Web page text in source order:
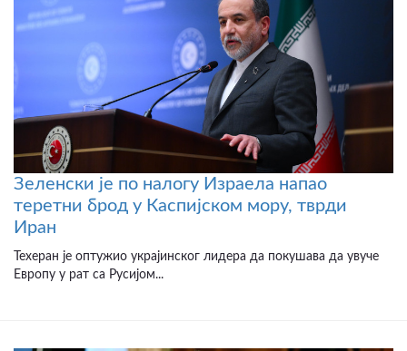
Зеленски је по налогу Израела напао
теретни брод у Каспијском мору, тврди
Иран
Техеран је оптужио украјинског лидера да покушава да увуче
Европу у рат са Русијом...